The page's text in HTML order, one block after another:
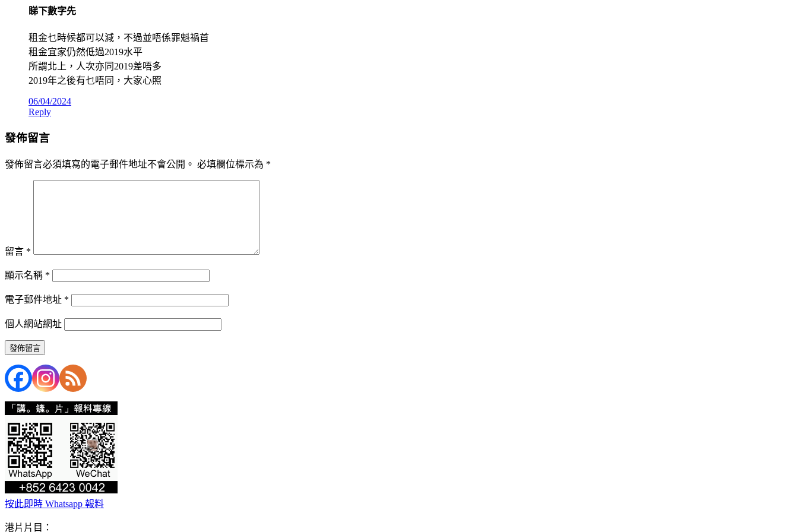
睇下數字先
租金乜時候都可以減，不過並唔係罪魁禍首
租金宜家仍然低過2019水平
所謂北上，人次亦同2019差唔多
2019年之後有乜唔同，大家心照
06/04/2024
Reply
發佈留言
發佈留言必須填寫的電子郵件地址不會公開。 必填欄位標示為 *
留言 *
顯示名稱 *
電子郵件地址 *
個人網站網址
按此即時 Whatsapp 報料
港片片目：